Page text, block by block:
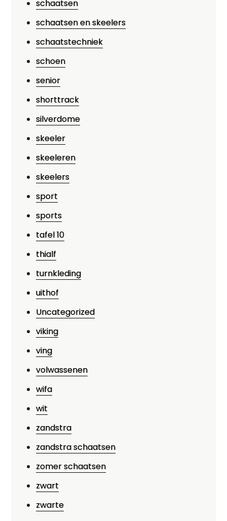
schaatsen
schaatsen en skeelers
schaatstechniek
schoen
senior
shorttrack
silverdome
skeeler
skeeleren
skeelers
sport
sports
tafel 10
thialf
turnkleding
uithof
Uncategorized
viking
ving
volwassenen
wifa
wit
zandstra
zandstra schaatsen
zomer schaatsen
zwart
zwarte